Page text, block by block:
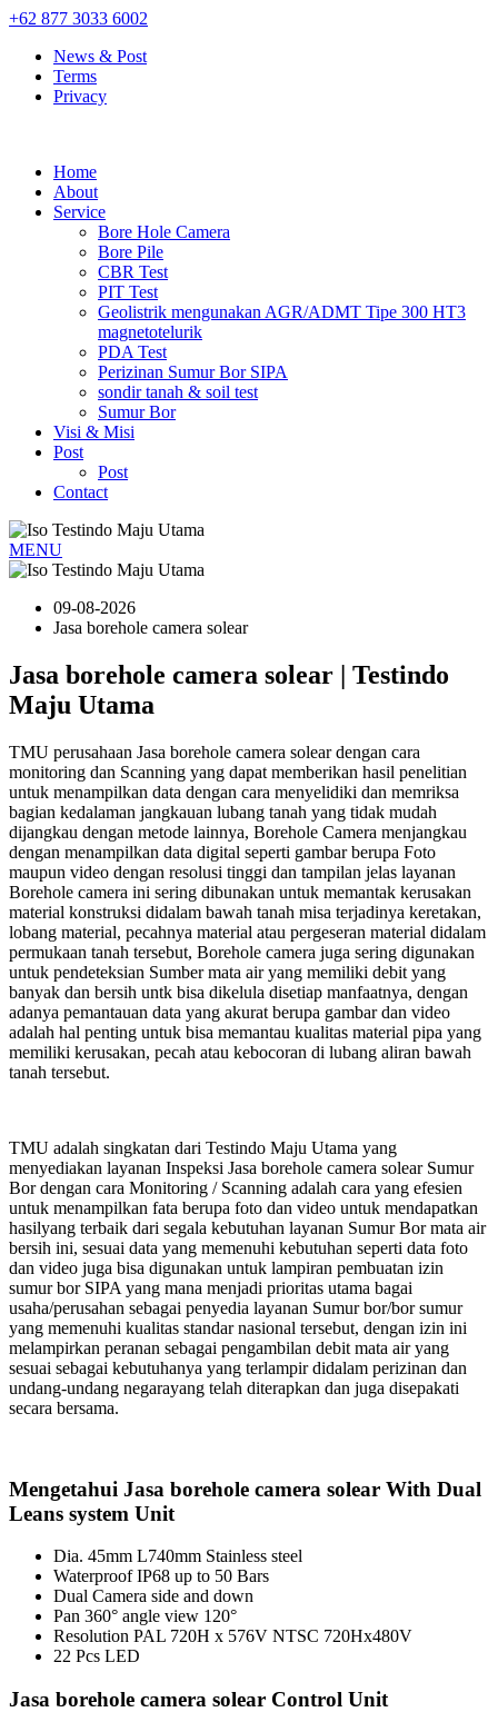
+62 877 3033 6002
News & Post
Terms
Privacy
Home
About
Service
Bore Hole Camera
Bore Pile
CBR Test
PIT Test
Geolistrik mengunakan AGR/ADMT Tipe 300 HT3
magnetotelurik
PDA Test
Perizinan Sumur Bor SIPA
sondir tanah & soil test
Sumur Bor
Visi & Misi
Post
Post
Contact
MENU
09-08-2026
Jasa borehole camera solear
Jasa borehole camera solear | Testindo
Maju Utama
TMU perusahaan Jasa borehole camera solear dengan cara
monitoring dan Scanning yang dapat memberikan hasil penelitian
untuk menampilkan data dengan cara menyelidiki dan memriksa
bagian kedalaman jangkauan lubang tanah yang tidak mudah
dijangkau dengan metode lainnya, Borehole Camera menjangkau
dengan menampilkan data digital seperti gambar berupa Foto
maupun video dengan resolusi tinggi dan tampilan jelas layanan
Borehole camera ini sering dibunakan untuk memantak kerusakan
material konstruksi didalam bawah tanah misa terjadinya keretakan,
lobang material, pecahnya material atau pergeseran material didalam
permukaan tanah tersebut, Borehole camera juga sering digunakan
untuk pendeteksian Sumber mata air yang memiliki debit yang
banyak dan bersih untk bisa dikelula disetiap manfaatnya, dengan
adanya pemantauan data yang akurat berupa gambar dan video
adalah hal penting untuk bisa memantau kualitas material pipa yang
memiliki kerusakan, pecah atau kebocoran di lubang aliran bawah
tanah tersebut.
TMU adalah singkatan dari Testindo Maju Utama yang
menyediakan layanan Inspeksi Jasa borehole camera solear Sumur
Bor dengan cara Monitoring / Scanning adalah cara yang efesien
untuk menampilkan fata berupa foto dan video untuk mendapatkan
hasilyang terbaik dari segala kebutuhan layanan Sumur Bor mata air
bersih ini, sesuai data yang memenuhi kebutuhan seperti data foto
dan video juga bisa digunakan untuk lampiran pembuatan izin
sumur bor SIPA yang mana menjadi prioritas utama bagai
usaha/perusahan sebagai penyedia layanan Sumur bor/bor sumur
yang memenuhi kualitas standar nasional tersebut, dengan izin ini
melampirkan peranan sebagai pengambilan debit mata air yang
sesuai sebagai kebutuhanya yang terlampir didalam perizinan dan
undang-undang negarayang telah diterapkan dan juga disepakati
secara bersama.
Mengetahui Jasa borehole camera solear With Dual
Leans system Unit
Dia. 45mm L740mm Stainless steel
Waterproof IP68 up to 50 Bars
Dual Camera side and down
Pan 360° angle view 120°
Resolution PAL 720H x 576V NTSC 720Hx480V
22 Pcs LED
Jasa borehole camera solear Control Unit